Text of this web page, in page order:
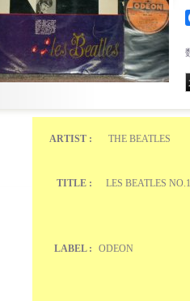
ARTIST : THE BEATLES
TITLE : LES BEATLES NO.1
LABEL : ODEON